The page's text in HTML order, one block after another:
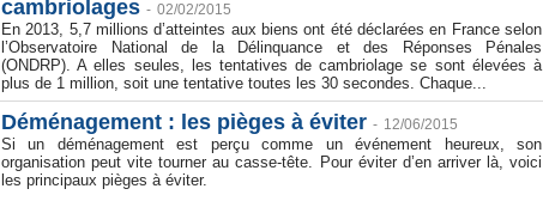
cambriolages - 02/02/2015
En 2013, 5,7 millions d’atteintes aux biens ont été déclarées en France selon
l’Observatoire National de la Délinquance et des Réponses Pénales
(ONDRP). A elles seules, les tentatives de cambriolage se sont élevées à
plus de 1 million, soit une tentative toutes les 30 secondes. Chaque...
Déménagement : les pièges à éviter - 12/06/2015
Si un déménagement est perçu comme un événement heureux, son
organisation peut vite tourner au casse-tête. Pour éviter d’en arriver là, voici
les principaux pièges à éviter.